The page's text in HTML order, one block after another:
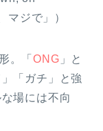
マジで」）
。「ONG 」と
「ガチ」と強
場には不向